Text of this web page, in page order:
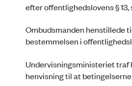
efter offentlighedslovens § 13,
Ombudsmanden henstillede
bestemmelsen i
Undervisningsministeriet traf
henvisning til at betingelserne